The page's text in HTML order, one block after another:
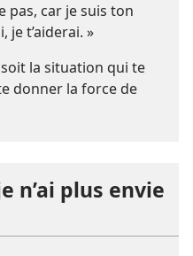
pas, car je suis ton
je t’aiderai. »
la situation qui te
donner la force de
n’ai plus envie